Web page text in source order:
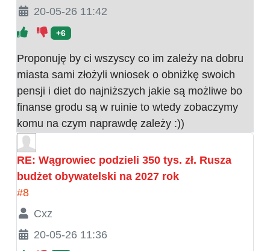
20-05-26 11:42
+6
Proponuję by ci wszyscy co im zależy na dobru
miasta sami złożyli wniosek o obniżkę swoich
pensji i diet do najniższych jakie są możliwe bo
finanse grodu są w ruinie to wtedy zobaczymy
komu na czym naprawdę zależy :))
RE: Wągrowiec podzieli 350 tys. zł. Rusza
budżet obywatelski na 2027 rok
#8
Cxz
20-05-26 11:36